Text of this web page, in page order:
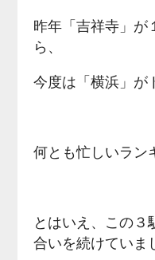
昨年「吉祥寺」が
ら、
今度は「横浜」が
何とも忙しいラン
とはいえ、この３
合いを続けていま